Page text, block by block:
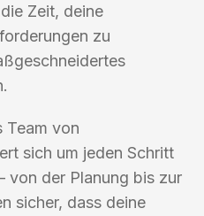
Zeit, deine
zu
Team von
sich um jeden Schritt
von der Planung bis zur
sicher, dass deine